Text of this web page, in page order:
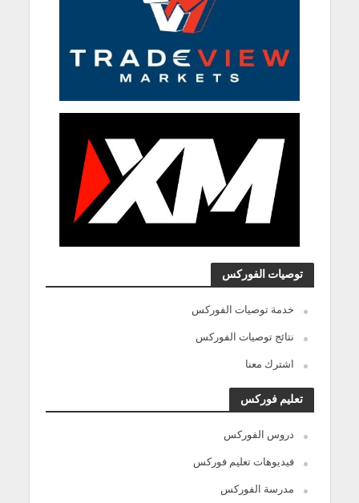
توصيات الفوركس
خدمة توصيات الفوركس
نتائج توصيات الفوركس
اشترك معنا
تعليم فوركس
دروس الفوركس
فيديوهات تعليم فوركس
مدرسة الفوركس